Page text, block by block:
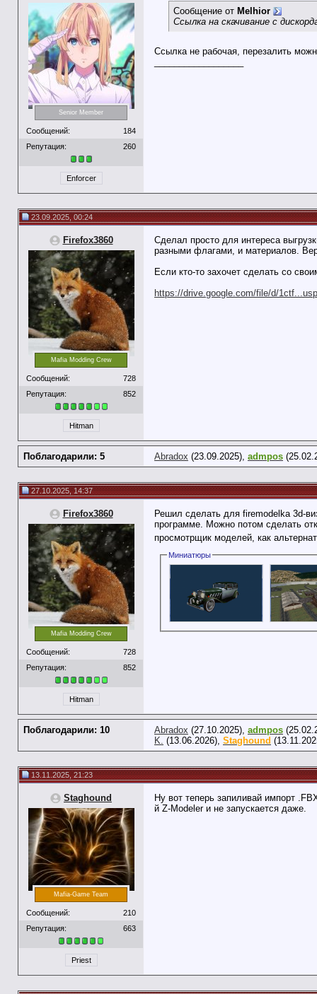
Senior Member
Сообщений:
184
Репутация:
260
Enforcer
Сообщение от Melhior
Ссылка на скачивание с
Ссылка не рабочая, перезалить
23.09.2025, 00:24
Firefox3860
Mafia Modding Crew
Сообщений:
728
Репутация:
852
Hitman
Сделал просто для интереса
разными флагами, и материалов.
Если кто-то захочет сделать со
https://drive.google.com/file/d/
Поблагодарили: 5 Abradox (23.09.2025), admpos
27.10.2025, 14:37
Firefox3860
Mafia Modding Crew
Сообщений:
728
Репутация:
852
Hitman
Решил сделать для firemodelka 3d-
программе. Можно потом сделать
просмотрщик моделей, как
Миниатюры
Поблагодарили: 10 Abradox (27.10.2025), admpos
K. (13.06.2026), Staghound
13.11.2025, 21:23
Staghound
Mafia-Game Team
Сообщений:
210
Репутация:
663
Priest
Ну вот теперь запиливай импорт
й Z-Modeler и не запускается даже.